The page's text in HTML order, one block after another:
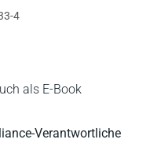
als E-Book
Verantwortliche
4